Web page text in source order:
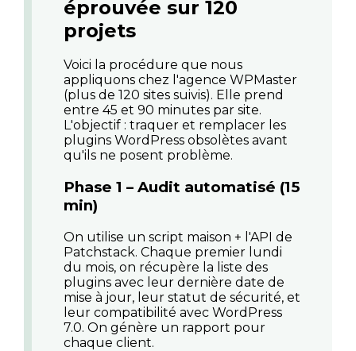
éprouvée sur 120
projets
Voici la procédure que nous
appliquons chez l'agence WPMaster
(plus de 120 sites suivis). Elle prend
entre 45 et 90 minutes par site.
L'objectif : traquer et remplacer les
plugins WordPress obsolètes avant
qu'ils ne posent problème.
Phase 1 – Audit automatisé (15
min)
On utilise un script maison + l'API de
Patchstack. Chaque premier lundi
du mois, on récupère la liste des
plugins avec leur dernière date de
mise à jour, leur statut de sécurité, et
leur compatibilité avec WordPress
7.0. On génère un rapport pour
chaque client.